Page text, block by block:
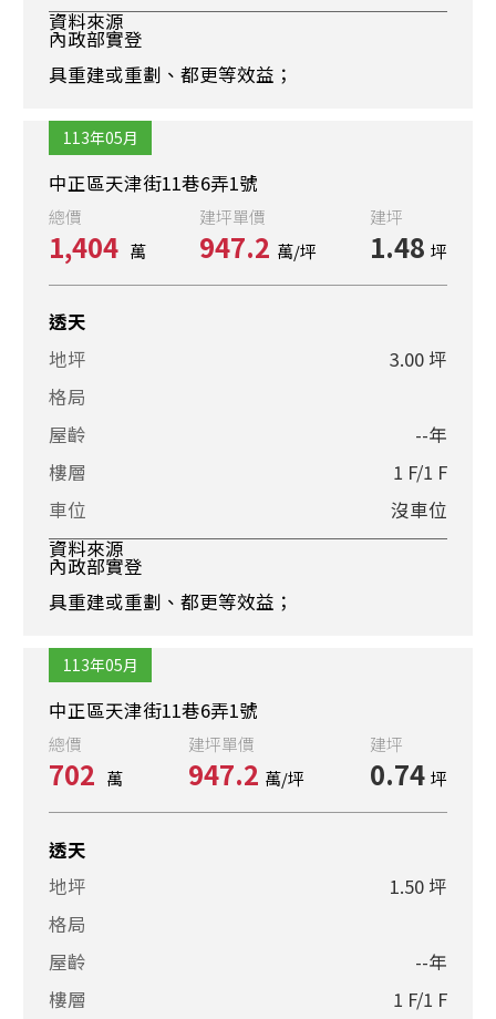
資料來源
內政部實登
具重建或重劃、都更等效益；
113年05月
中正區天津街11巷6弄1號
總價
1,404 萬
建坪單價
947.2 萬/坪
建坪
1.48 坪
透天
地坪
3.00 坪
格局
屋齡
--年
樓層
1 F/1 F
車位
沒車位
資料來源
內政部實登
具重建或重劃、都更等效益；
113年05月
中正區天津街11巷6弄1號
總價
702 萬
建坪單價
947.2 萬/坪
建坪
0.74 坪
透天
地坪
1.50 坪
格局
屋齡
--年
樓層
1 F/1 F